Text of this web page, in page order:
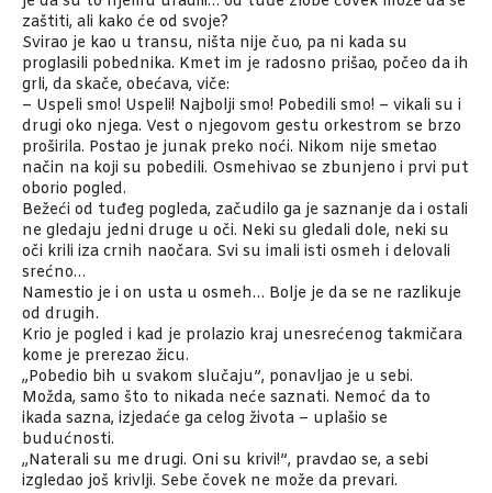
zaštiti, ali kako će od svoje?
Svirao je kao u transu, ništa nije čuo, pa ni kada su
proglasili pobednika. Kmet im je radosno prišao, počeo da ih
grli, da skače, obećava, viče:
– Uspeli smo! Uspeli! Najbolji smo! Pobedili smo! – vikali su i
drugi oko njega. Vest o njegovom gestu orkestrom se brzo
proširila. Postao je junak preko noći. Nikom nije smetao
način na koji su pobedili. Osmehivao se zbunjeno i prvi put
oborio pogled.
Bežeći od tuđeg pogleda, začudilo ga je saznanje da i ostali
ne gledaju jedni druge u oči. Neki su gledali dole, neki su
oči krili iza crnih naočara. Svi su imali isti osmeh i delovali
srećno…
Namestio je i on usta u osmeh… Bolje je da se ne razlikuje
od drugih.
Krio je pogled i kad je prolazio kraj unesrećenog takmičara
kome je prerezao žicu.
„Pobedio bih u svakom slučaju”, ponavljao je u sebi.
Možda, samo što to nikada neće saznati. Nemoć da to
ikada sazna, izjedaće ga celog života – uplašio se
budućnosti.
„Naterali su me drugi. Oni su krivi!”, pravdao se, a sebi
izgledao još krivlji. Sebe čovek ne može da prevari.